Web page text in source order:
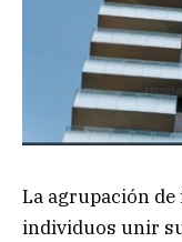
La agrupación
individuos unir